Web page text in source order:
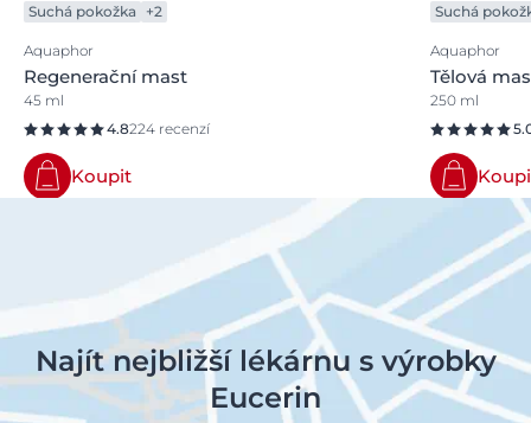
Suchá pokožka +2
Aquaphor
Regenerační mast
45 ml
4.8224 recenzí
Koupit
Suchá
Aquaphor
Tělová
250 ml
Najít nejbližší lékárnu s výrobky
Eucerin